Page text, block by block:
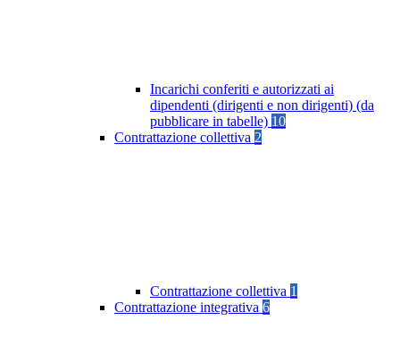
Incarichi conferiti e autorizzati ai
dipendenti (dirigenti e non dirigenti) (da
pubblicare in tabelle) 10
Contrattazione collettiva 2
Contrattazione collettiva 1
Contrattazione integrativa 6